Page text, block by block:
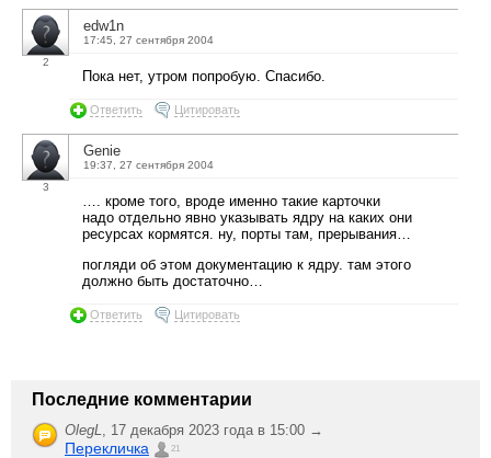
2
edw1n
17:45, 27 сентября 2004
Пока нет, утром попробую. Спасибо.
Ответить Цитировать
3
Genie
19:37, 27 сентября 2004
…. кроме того, вроде именно такие карточки
надо отдельно явно указывать ядру на каких они
ресурсах кормятся. ну, порты там, прерывания…
погляди об этом документацию к ядру. там этого
должно быть достаточно…
Ответить Цитировать
Последние комментарии
OlegL 17 декабря 2023 года в 15:00 →
Перекличка 21